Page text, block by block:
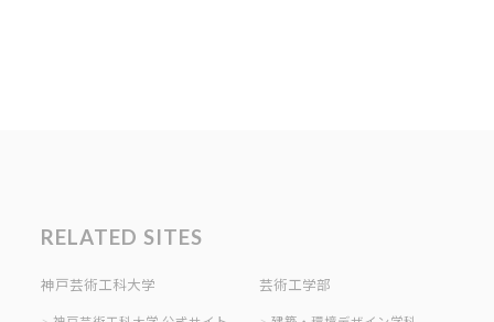
RELATED SITES
神戸芸術工科大学 芸術工学部